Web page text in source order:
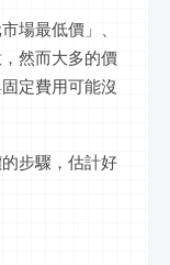
場最低價」、
然而大多的價
定費用可能沒
步驟，估計好